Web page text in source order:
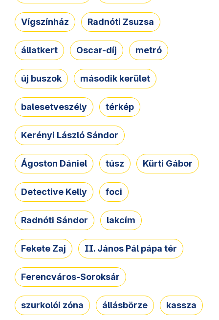
Vígszínház Radnóti Zsuzsa
állatkert Oscar-díj metró
új buszok második kerület
balesetveszély térkép
Kerényi László Sándor
Ágoston Dániel túsz Kürti Gábor
Detective Kelly foci
Radnóti Sándor lakcím
Fekete Zaj II. János Pál pápa tér
Ferencváros-Soroksár
szurkolói zóna állásbörze kassza